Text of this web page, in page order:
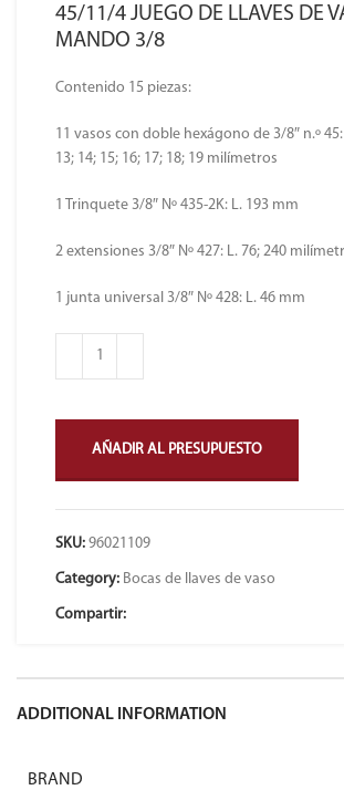
45/11/4 JUEGO DE LLAVES DE
MANDO 3/8
Contenido 15 piezas:
11 vasos con doble hexágono de 3/8″ n.º 45:
13; 14; 15; 16; 17; 18; 19 milímetros
1 Trinquete 3/8″ Nº 435-2K: L. 193 mm
2 extensiones 3/8″ Nº 427: L. 76; 240
1 junta universal 3/8″ Nº 428: L. 46 mm
AÑADIR AL PRESUPUESTO
SKU: 96021109
Category: Bocas de llaves de vaso
Compartir:
ADDITIONAL INFORMATION
BRAND